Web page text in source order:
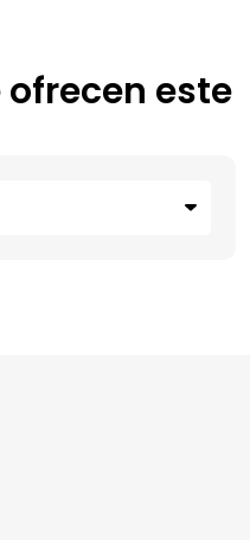
este